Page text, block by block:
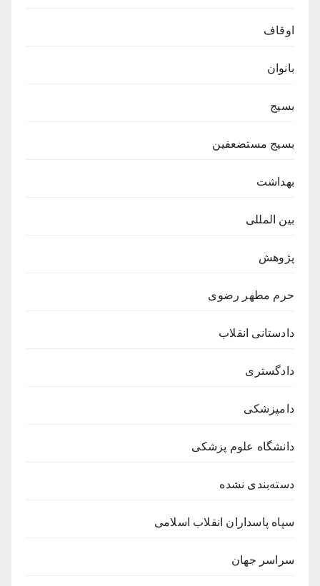
اوقاف
بانوان
بسیج
بسیج مستضعفین
بهداشت
بین المللی
پژوهش
حرم مطهر رضوی
دادستانی انقلاب
دادگستری
دامپزشکی
دانشگاه علوم پزشکی
دسته‌بندی نشده
سپاه پاسداران انقلاب اسلامی
سراسر جهان